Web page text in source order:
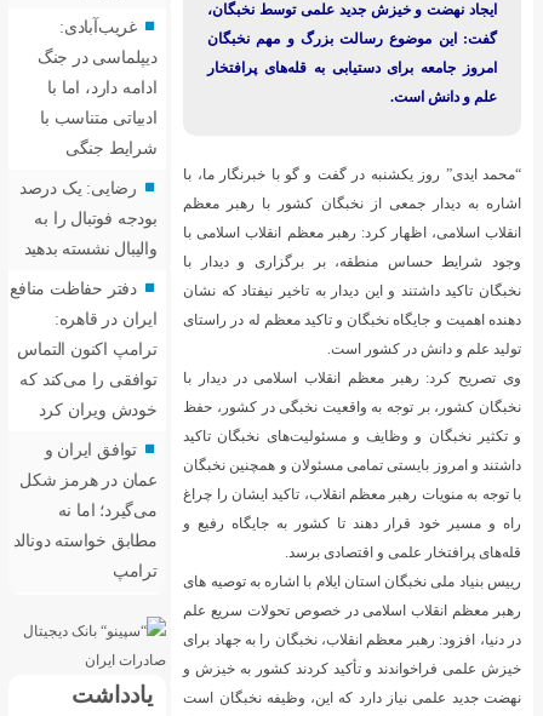
توسط نخبگان،
و مهم نخبگان
قله‌های پرافتخار
گو با خبرنگار ما، با
کشور با رهبر معظم
انقلاب اسلامی با
و دیدار با
تاخیر نیفتاد که نشان
معظم له در راستای
اسلامی در دیدار با
نخبگی در کشور، حفظ
نخبگان تاکید
و همچنین نخبگان
تاکید ایشان را چراغ
به جایگاه رفیع و
برسد.
با اشاره به توصیه های
تحولات سریع علم
را به جهاد برای
کشور به خیزش و
وظیفه نخبگان است
غریب‌آبادی:
دیپلماسی در جنگ
رضایی: یک درصد
بودجه فوتبال را به
دفتر حفاظت منافع
ایران در قاهره:
ترامپ اکنون التماس
توافقی را می‌کند که
خودش ویران کرد
توافق ایران و
عمان در هرمز شکل
یادداشت